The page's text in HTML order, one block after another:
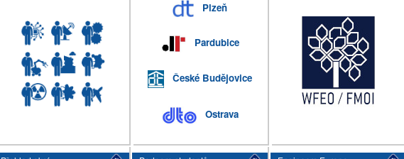
Plzeň
Pardubice
České Budějovice
Ostrava